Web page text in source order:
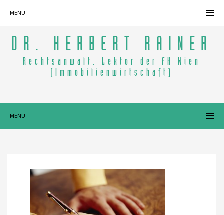
MENU
DR. HERBERT RAINER
Rechtsanwalt, Lektor der FH Wien
(Immobilienwirtschaft)
MENU